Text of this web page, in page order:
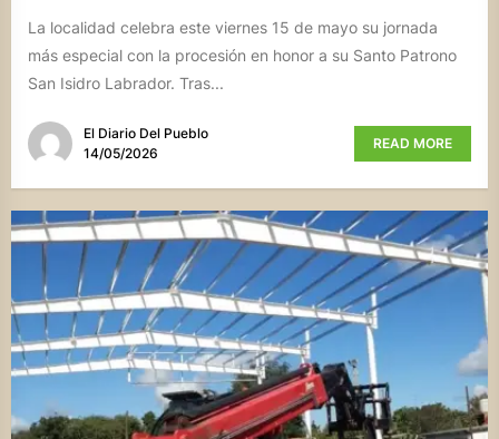
La localidad celebra este viernes 15 de mayo su jornada
más especial con la procesión en honor a su Santo Patrono
San Isidro Labrador. Tras...
El Diario Del Pueblo
14/05/2026
READ MORE